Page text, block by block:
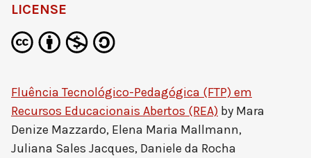
LICENSE
Fluência Tecnológico-Pedagógica (FTP) em
Recursos Educacionais Abertos (REA) by Mara
Denize Mazzardo, Elena Maria Mallmann,
Juliana Sales Jacques, Daniele da Rocha